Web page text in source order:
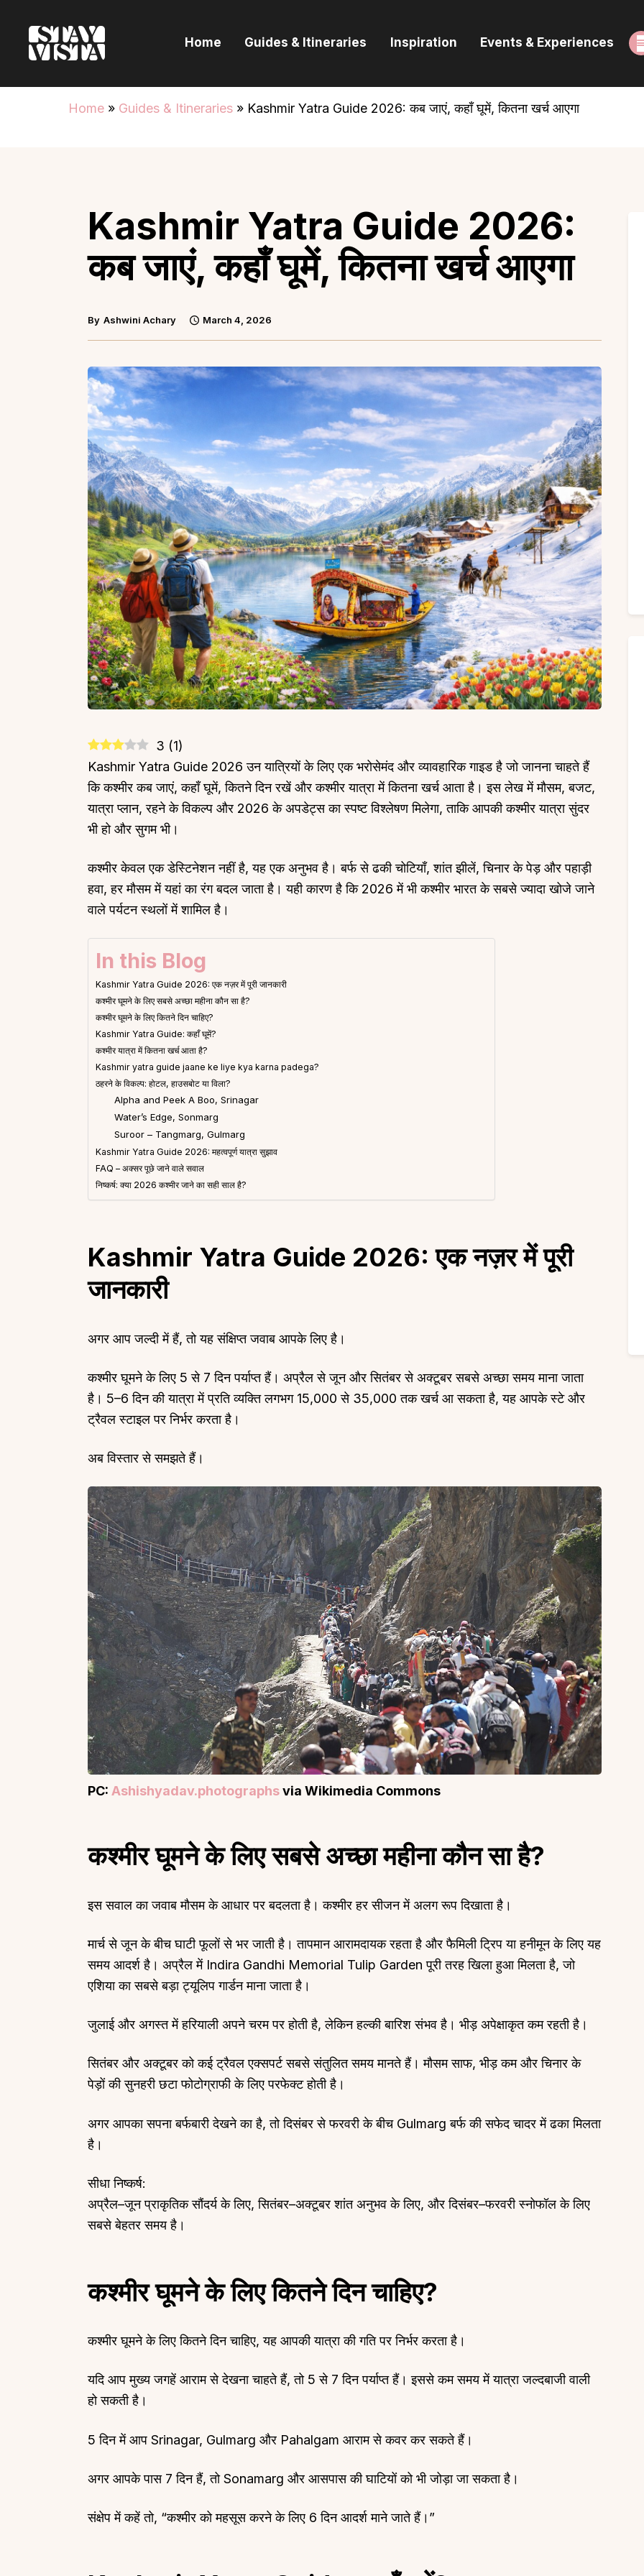
Home Guides & Itineraries Inspiration Events & Experiences
Home » Guides & Itineraries » Kashmir Yatra Guide 2026: कब जाएं, कहाँ घूमें, कितना खर्च आएगा
Guides & Itineraries
Inspiration
Kashmir Yatra Guide 2026:
कब जाएं, कहाँ घूमें, कितना खर्च आएगा
By Ashwini Achary March 4, 2026
3 (1)
Kashmir Yatra Guide 2026 उन यात्रियों के लिए एक भरोसेमंद और व्यावहारिक गाइड है जो जानना चाहते हैं
कि कश्मीर कब जाएं, कहाँ घूमें, कितने दिन रखें और कश्मीर यात्रा में कितना खर्च आता है। इस लेख में मौसम, बजट,
यात्रा प्लान, रहने के विकल्प और 2026 के अपडेट्स का स्पष्ट विश्लेषण मिलेगा, ताकि आपकी कश्मीर यात्रा सुंदर
भी हो और सुगम भी।
कश्मीर केवल एक डेस्टिनेशन नहीं है, यह एक अनुभव है। बर्फ से ढकी चोटियाँ, शांत झीलें, चिनार के पेड़ और पहाड़ी
हवा, हर मौसम में यहां का रंग बदल जाता है। यही कारण है कि 2026 में भी कश्मीर भारत के सबसे ज्यादा खोजे जाने
वाले पर्यटन स्थलों में शामिल है।
In this Blog
Kashmir Yatra Guide 2026: एक नज़र में पूरी जानकारी
कश्मीर घूमने के लिए सबसे अच्छा महीना कौन सा है?
कश्मीर घूमने के लिए कितने दिन चाहिए?
Kashmir Yatra Guide: कहाँ घूमें?
कश्मीर यात्रा में कितना खर्च आता है?
Kashmir yatra guide jaane ke liye kya karna padega?
ठहरने के विकल्प: होटल, हाउसबोट या विला?
Alpha and Peek A Boo, Srinagar
Water’s Edge, Sonmarg
Suroor – Tangmarg, Gulmarg
Kashmir Yatra Guide 2026: महत्वपूर्ण यात्रा सुझाव
FAQ – अक्सर पूछे जाने वाले सवाल
निष्कर्ष: क्या 2026 कश्मीर जाने का सही साल है?
Kashmir Yatra Guide 2026: एक नज़र में पूरी
जानकारी
अगर आप जल्दी में हैं, तो यह संक्षिप्त जवाब आपके लिए है।
कश्मीर घूमने के लिए 5 से 7 दिन पर्याप्त हैं। अप्रैल से जून और सितंबर से अक्टूबर सबसे अच्छा समय माना जाता
है। 5–6 दिन की यात्रा में प्रति व्यक्ति लगभग ₹15,000 से ₹35,000 तक खर्च आ सकता है, यह आपके स्टे और
ट्रैवल स्टाइल पर निर्भर करता है।
अब विस्तार से समझते हैं।
PC: Ashishyadav.photographsvia Wikimedia Commons
कश्मीर घूमने के लिए सबसे अच्छा महीना कौन सा है?
इस सवाल का जवाब मौसम के आधार पर बदलता है। कश्मीर हर सीजन में अलग रूप दिखाता है।
मार्च से जून के बीच घाटी फूलों से भर जाती है। तापमान आरामदायक रहता है और फैमिली ट्रिप या हनीमून के लिए यह
समय आदर्श है। अप्रैल में Indira Gandhi Memorial Tulip Garden पूरी तरह खिला हुआ मिलता है, जो
एशिया का सबसे बड़ा ट्यूलिप गार्डन माना जाता है।
जुलाई और अगस्त में हरियाली अपने चरम पर होती है, लेकिन हल्की बारिश संभव है। भीड़ अपेक्षाकृत कम रहती है।
सितंबर और अक्टूबर को कई ट्रैवल एक्सपर्ट सबसे संतुलित समय मानते हैं। मौसम साफ, भीड़ कम और चिनार के
पेड़ों की सुनहरी छटा फोटोग्राफी के लिए परफेक्ट होती है।
अगर आपका सपना बर्फबारी देखने का है, तो दिसंबर से फरवरी के बीच Gulmarg बर्फ की सफेद चादर में ढका मिलता
है।
सीधा निष्कर्ष:
अप्रैल–जून प्राकृतिक सौंदर्य के लिए, सितंबर–अक्टूबर शांत अनुभव के लिए, और दिसंबर–फरवरी स्नोफॉल के लिए
सबसे बेहतर समय है।
कश्मीर घूमने के लिए कितने दिन चाहिए?
कश्मीर घूमने के लिए कितने दिन चाहिए, यह आपकी यात्रा की गति पर निर्भर करता है।
यदि आप मुख्य जगहें आराम से देखना चाहते हैं, तो 5 से 7 दिन पर्याप्त हैं। इससे कम समय में यात्रा जल्दबाजी वाली
हो सकती है।
5 दिन में आप Srinagar, Gulmarg और Pahalgam आराम से कवर कर सकते हैं।
अगर आपके पास 7 दिन हैं, तो Sonamarg और आसपास की घाटियों को भी जोड़ा जा सकता है।
संक्षेप में कहें तो, “कश्मीर को महसूस करने के लिए 6 दिन आदर्श माने जाते हैं।”
Luxury Villas
Festive Favourites Villas
Pet-Friendly Villas
Corporate Offsite Villas
Our Story
Events & Experiences
Gift Card
Careers